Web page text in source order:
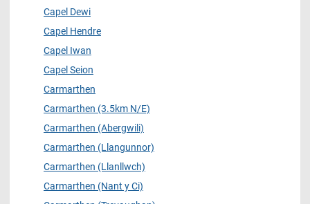
Capel Dewi
Capel Hendre
Capel Iwan
Capel Seion
Carmarthen
Carmarthen (3.5km N/E)
Carmarthen (Abergwili)
Carmarthen (Llangunnor)
Carmarthen (Llanllwch)
Carmarthen (Nant y Ci)